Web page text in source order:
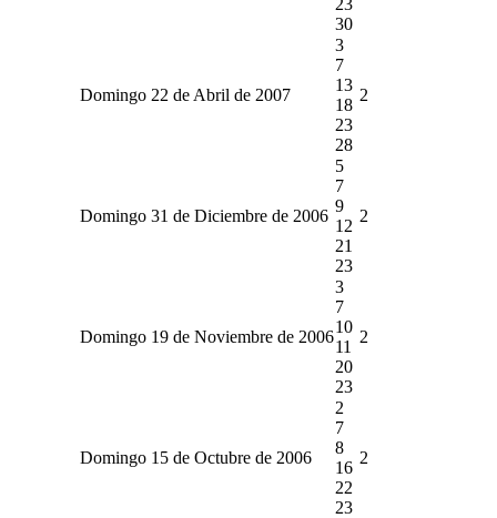
30
Domingo 22 de Abril de 2007
3
7
13
18
23
28
2
Domingo 31 de Diciembre de 2006
5
7
9
12
21
23
2
Domingo 19 de Noviembre de 2006
3
7
10
11
20
23
2
Domingo 15 de Octubre de 2006
2
7
8
16
22
23
2